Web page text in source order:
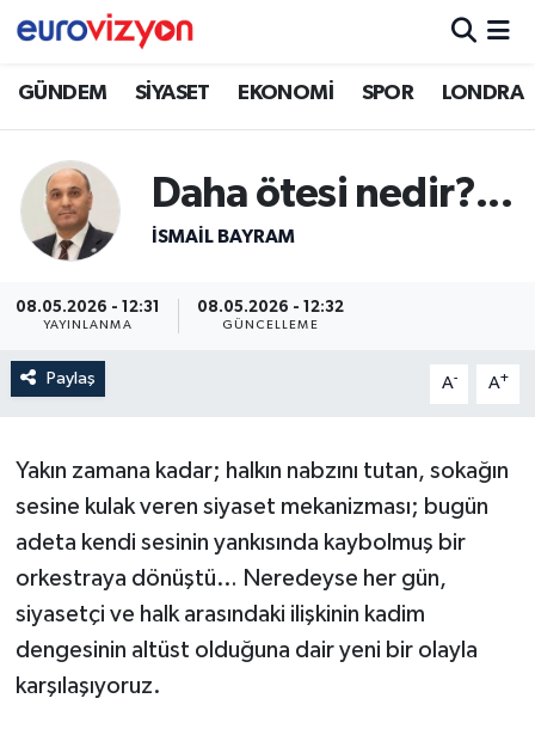
GÜNDEM SİYASET EKONOMİ SPOR LONDRA
Daha ötesi nedir?...
İSMAİL BAYRAM
08.05.2026 - 12:31
YAYINLANMA
08.05.2026 - 12:32
GÜNCELLEME
Paylaş A- A+
Yakın zamana kadar; halkın nabzını tutan, sokağın
sesine kulak veren siyaset mekanizması; bugün
adeta kendi sesinin yankısında kaybolmuş bir
orkestraya dönüştü… Neredeyse her gün,
siyasetçi ve halk arasındaki ilişkinin kadim
dengesinin altüst olduğuna dair yeni bir olayla
karşılaşıyoruz.